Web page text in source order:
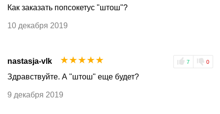
Как заказать попсокетус "штош"?
10 декабря 2019
nastasja-vlk 7 0
☆
☆
☆
☆
☆
Здравствуйте. А "штош" еще будет?
9 декабря 2019